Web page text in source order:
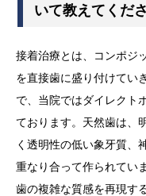
いて教えてくだ
接着治療とは、コンポジ
を直接歯に盛り付けてい
で、当院ではダイレクト
ております。天然歯は、
く透明性の低い象牙質、
重なり合って作られてい
歯の複雑な質感を再現す